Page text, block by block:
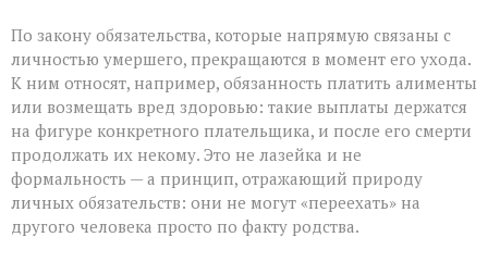
По закону обязательства, которые напрямую связаны с
личностью умершего, прекращаются в момент его ухода.
К ним относят, например, обязанность платить алименты
или возмещать вред здоровью: такие выплаты держатся
на фигуре конкретного плательщика, и после его смерти
продолжать их некому. Это не лазейка и не
формальность — а принцип, отражающий природу
личных обязательств: они не могут «переехать» на
другого человека просто по факту родства.